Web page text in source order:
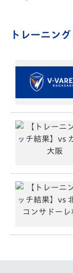
トレーニング